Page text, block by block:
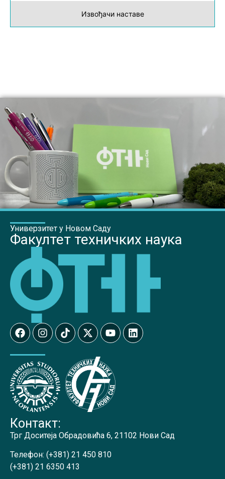
Извођачи наставе
Универзитет у Новом Саду
Факултет техничких наука
Контакт:
Трг Доситеја Обрадовића 6, 21102 Нови Сад
Телефон: (+381) 21 450 810
(+381) 21 6350 413